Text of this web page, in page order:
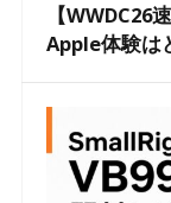
【
Apple体験は